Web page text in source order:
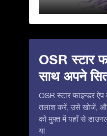
OSR स्टार
साथ अपने
OSR स्टार फाइन्डर
तलाश करें, उसे खोजें,
को मुफ़्त में यहाँ से
या